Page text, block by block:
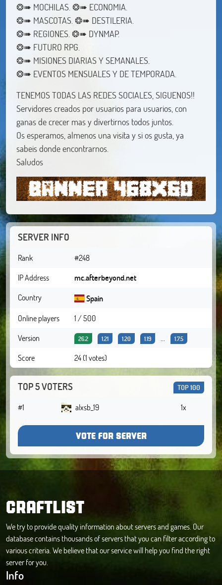
❂➠ MOCHILAS. ❂➠ ECONOMIA.
❂➠ MASCOTAS. ❂➠ DESTILERIA.
❂➠ REGIONES. ❂➠ DYNMAP.
❂➠ FUTURO RPG.
❂➠ MISIONES DIARIAS Y SEMANALES.
❂➠ EVENTOS MENSUALES Y DE TEMPORADA.
TENEMOS TODAS LAS REDES SOCIALES, SIGUENOS!!
Servidores creados por usuarios para usuarios, con
ganas de crecer mas y divertirnos todos juntos.
Os esperamos, almenos una visita y si os gusta, ya
sabeis donde encontrarnos.
Saludos
SERVER INFO
Rank
#248
IP Address
mc.afterbeyond.net
Country
Spain
Online players
1 / 500
Version
26.2 1.21 1.20 1.19 1.7.5
Score 24 (1 votes)
TOP 5 VOTERS TOP 100
#1 alxsb_19 1x
VOTE FOR SERVER
CRAFTLIST
We try to provide quality information about servers and games. Our
database contains thousands of servers that you can filter according to
various criteria. We believe that our service will help you find the right
server for you.
Info